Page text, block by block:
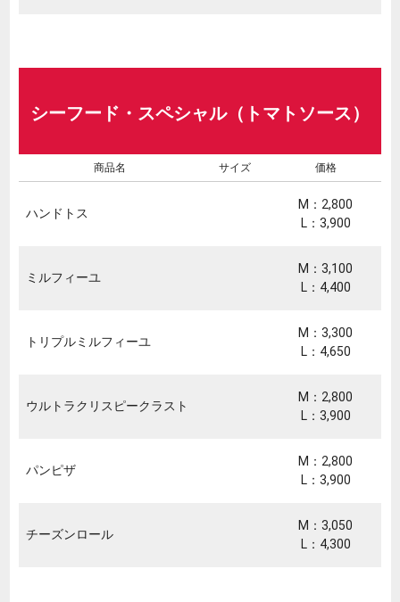
シーフード・スペシャル（トマトソース）
商品名 サイズ 価格
ハンドトス
M：2,800
L：3,900
ミルフィーユ
M：3,100
L：4,400
トリプルミルフィーユ
M：3,300
L：4,650
ウルトラクリスピークラスト
M：2,800
L：3,900
パンピザ
M：2,800
L：3,900
チーズンロール
M：3,050
L：4,300